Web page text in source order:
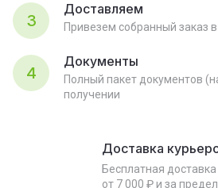
3
Доставляем
Привезем собранный заказ
4
Документы
Полный пакет документов
получении
Доставка
Бесплатная
от 7 000 ₽ и за